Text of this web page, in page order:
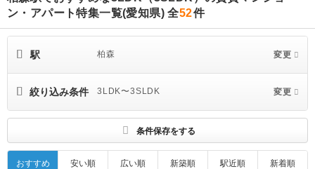
ン・アパート特集一覧(愛知県)全52件
駅 柏森 変更
絞り込み条件 3LDK〜3SLDK 変更
条件保存をする
おすすめ 安い順 広い順 新築順 駅近順 新着順